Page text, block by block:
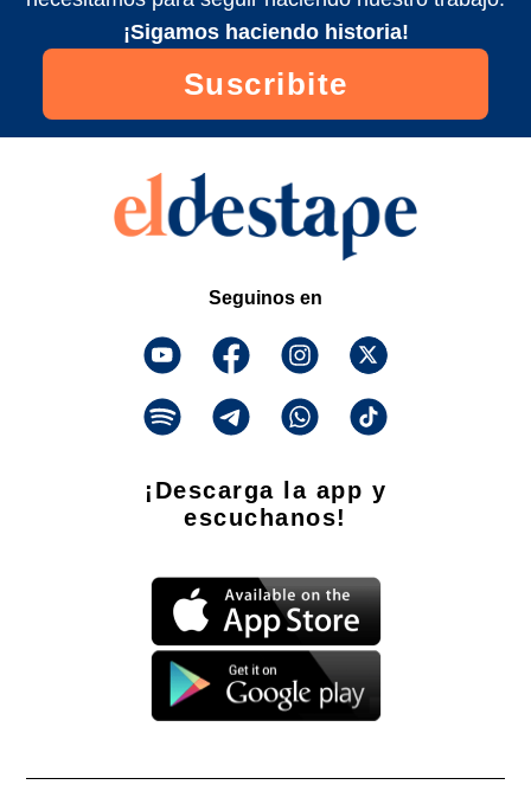
¡Sigamos haciendo historia!
Suscribite
Seguinos en
¡Descarga la app y
escuchanos!